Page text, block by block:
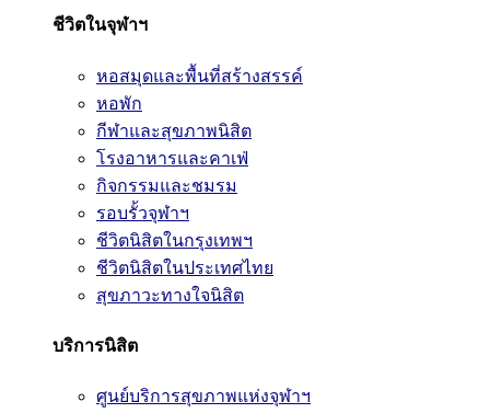
ชีวิตในจุฬาฯ
หอสมุดและพื้นที่สร้างสรรค์
หอพัก
กีฬาและสุขภาพนิสิต
โรงอาหารและคาเฟ่
กิจกรรมและชมรม
รอบรั้วจุฬาฯ
ชีวิตนิสิตในกรุงเทพฯ
ชีวิตนิสิตในประเทศไทย
สุขภาวะทางใจนิสิต
บริการนิสิต
ศูนย์บริการสุขภาพแห่งจุฬาฯ